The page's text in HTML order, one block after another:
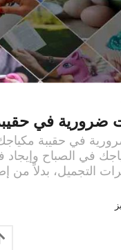
في حقيبة
في الصباح وإيجاد
التجميل، بدلاً من